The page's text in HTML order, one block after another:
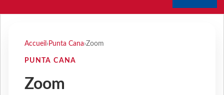
Accueil › Punta Cana›Zoom
PUNTA CANA
Zoom